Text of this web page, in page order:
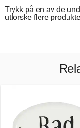
Trykk på en av de
utforske flere